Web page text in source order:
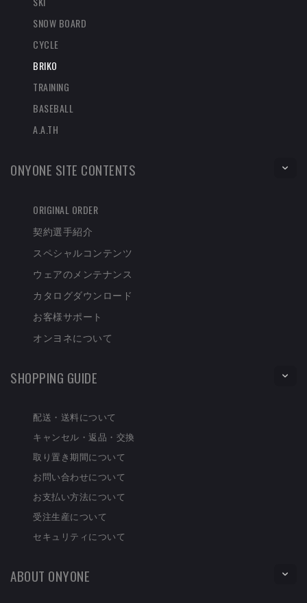
SNOW BOARD
CYCLE
BRIKO
TRAINING
BASEBALL
A.A.TH
ONYONE SITE CONTENTS
ORIGINAL ORDER
契約選手紹介
スペシャルコンテンツ
ウェアのメンテナンス
カタログダウンロード
お客様サポート
オンヨネについて
SHOPPING GUIDE
配送・送料について
キャンセル・返品・交換
取り置き期間について
お問い合わせについて
お支払い方法について
受注生産について
セキュリティについて
ABOUT ONYONE